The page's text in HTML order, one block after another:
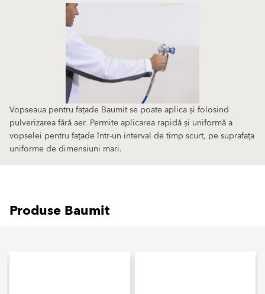
Vopseaua pentru fațade Baumit se poate aplica și folosind
pulverizarea fără aer. Permite aplicarea rapidă și uniformă a
vopselei pentru fațade într-un interval de timp scurt, pe suprafața
uniforme de dimensiuni mari.
Produse Baumit